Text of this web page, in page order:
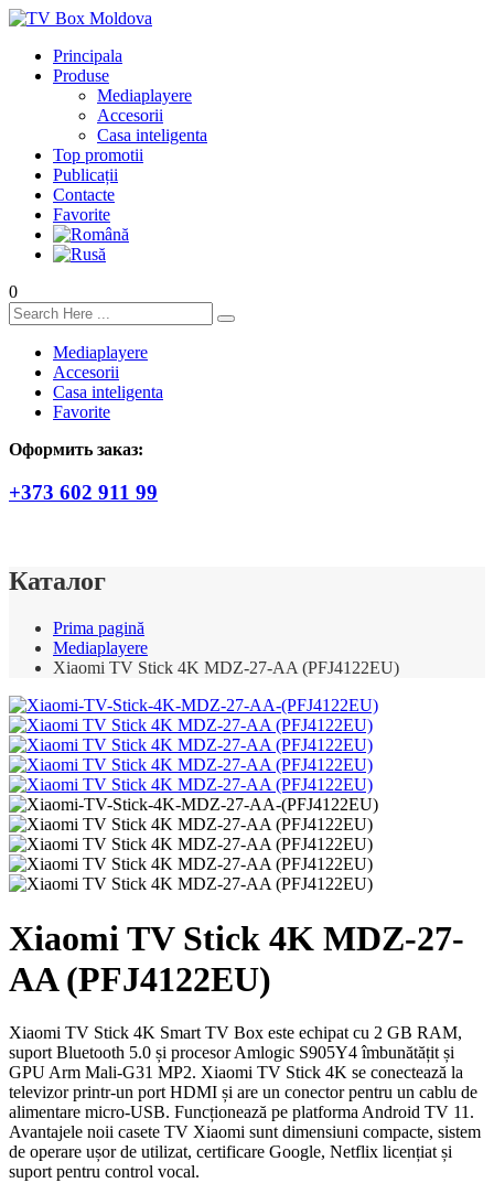
Principala
Produse
Mediaplayere
Accesorii
Casa inteligenta
Top promotii
Publicații
Contacte
Favorite
0
Mediaplayere
Accesorii
Casa inteligenta
Favorite
Оформить заказ:
+373 602 911 99
Каталог
Prima pagină
Mediaplayere
Xiaomi TV Stick 4K MDZ-27-AA (PFJ4122EU)
Xiaomi TV Stick 4K MDZ-27-
AA (PFJ4122EU)
Xiaomi TV Stick 4K Smart TV Box este echipat cu 2 GB RAM,
suport Bluetooth 5.0 și procesor Amlogic S905Y4 îmbunătățit și
GPU Arm Mali-G31 MP2. Xiaomi TV Stick 4K se conectează la
televizor printr-un port HDMI și are un conector pentru un cablu de
alimentare micro-USB. Funcționează pe platforma Android TV 11.
Avantajele noii casete TV Xiaomi sunt dimensiuni compacte, sistem
de operare ușor de utilizat, certificare Google, Netflix licențiat și
suport pentru control vocal.